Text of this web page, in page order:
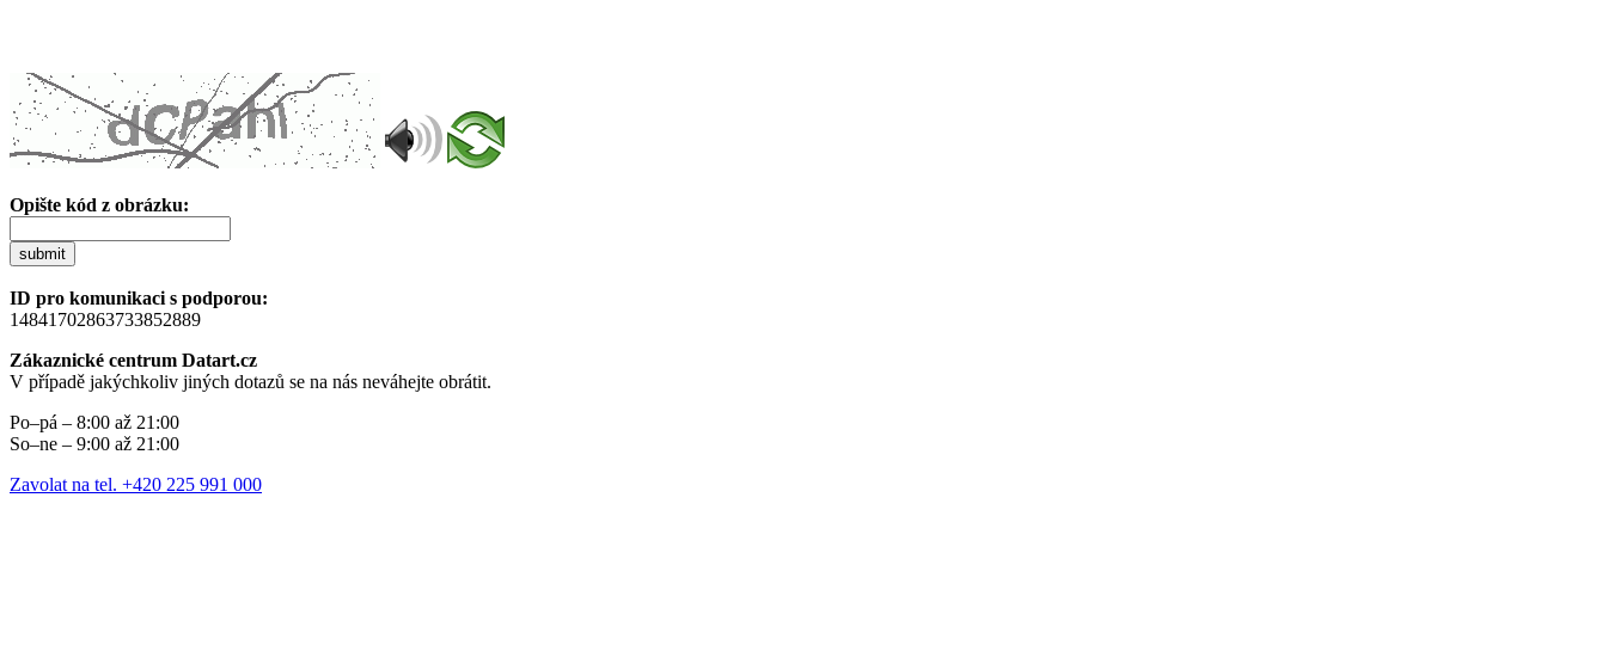
Opište kód z obrázku:
submit
ID pro komunikaci s podporou:
14841702863733852889
Zákaznické centrum Datart.cz
V případě jakýchkoliv jiných dotazů se na nás neváhejte obrátit.
Po–pá – 8:00 až 21:00
So–ne – 9:00 až 21:00
Zavolat na tel. +420 225 991 000